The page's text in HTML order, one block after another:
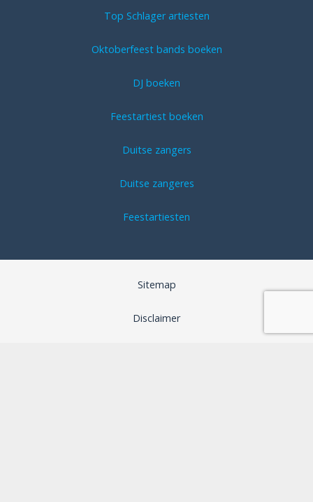
Top Schlager artiesten
Oktoberfeest bands boeken
DJ boeken
Feestartiest boeken
Duitse zangers
Duitse zangeres
Feestartiesten
Sitemap
Disclaimer